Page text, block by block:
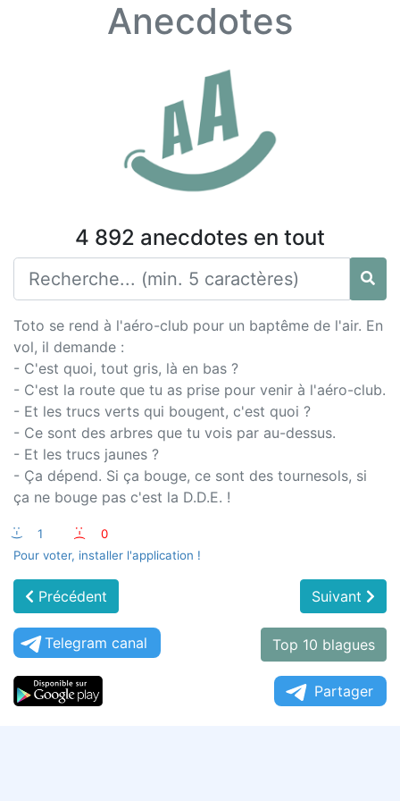
Anecdotes
4 892 anecdotes en tout
Toto se rend à l'aéro-club pour un baptême de l'air. En
vol, il demande :
- C'est quoi, tout gris, là en bas ?
- C'est la route que tu as prise pour venir à l'aéro-club.
- Et les trucs verts qui bougent, c'est quoi ?
- Ce sont des arbres que tu vois par au-dessus.
- Et les trucs jaunes ?
- Ça dépend. Si ça bouge, ce sont des tournesols, si
ça ne bouge pas c'est la D.D.E. !
:-) 1 :-(
0
Pour voter, installer l'application !
Précédent Suivant
Telegram canal Top 10 blagues
Partager